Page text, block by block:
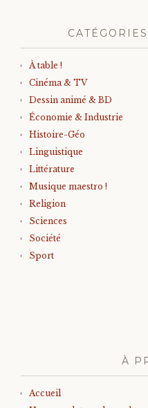
À table !
Cinéma & TV
Dessin animé & BD
Économie & Industrie
Histoire-Géo
Linguistique
Littérature
Musique maestro !
Religion
Sciences
Société
Sport
À
Accueil